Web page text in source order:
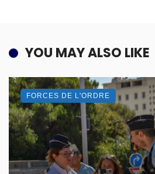
YOU MAY ALSO LIKE
FORCES DE L'ORDRE